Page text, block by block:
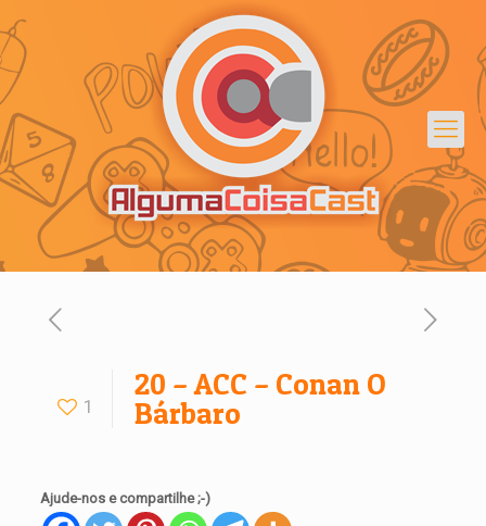
1
20 – ACC – Conan O
Bárbaro
Ajude-nos e compartilhe ;-)